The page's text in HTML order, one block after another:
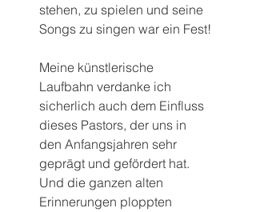
stehen, zu spielen und seine
Songs zu singen war ein Fest!
Meine künstlerische
Laufbahn verdanke ich
sicherlich auch dem Einfluss
dieses Pastors, der uns in
den Anfangsjahren sehr
geprägt und gefördert hat.
Und die ganzen alten
Erinnerungen ploppten